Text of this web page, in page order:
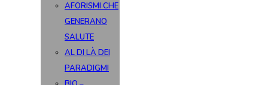
AFORISMI CHE
GENERANO
SALUTE
AL DI LÀ DEI
PARADIGMI